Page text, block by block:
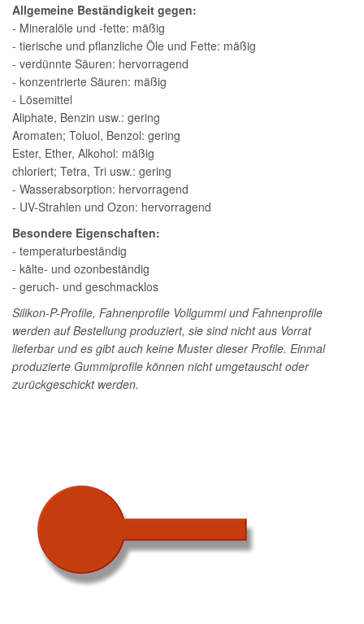
Allgemeine Beständigkeit gegen:
- Mineralöle und -fette: mäßig
- tierische und pflanzliche Öle und Fette: mäßig
- verdünnte Säuren: hervorragend
- konzentrierte Säuren: mäßig
- Lösemittel
Aliphate, Benzin usw.: gering
Aromaten; Toluol, Benzol: gering
Ester, Ether, Alkohol: mäßig
chloriert; Tetra, Tri usw.: gering
- Wasserabsorption: hervorragend
- UV-Strahlen und Ozon: hervorragend
Besondere Eigenschaften:
- temperaturbeständig
- kälte- und ozonbeständig
- geruch- und geschmacklos
Silikon-P-Profile, Fahnenprofile Vollgummi und Fahnenprofile
werden auf Bestellung produziert, sie sind nicht aus Vorrat
lieferbar und es gibt auch keine Muster dieser Profile. Einmal
produzierte Gummiprofile können nicht umgetauscht oder
zurückgeschickt werden.